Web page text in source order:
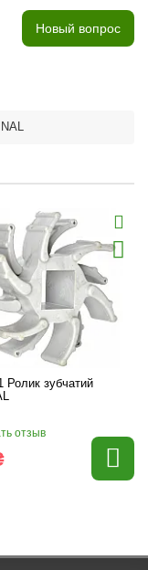
Новый вопрос
Ролик зубчатий
отзыв